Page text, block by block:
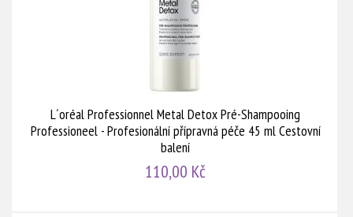
L´oréal Professionnel Metal Detox Pré-Shampooing
Professioneel - Profesionální přípravná péče 45 ml Cestovní
balení
110,00 Kč